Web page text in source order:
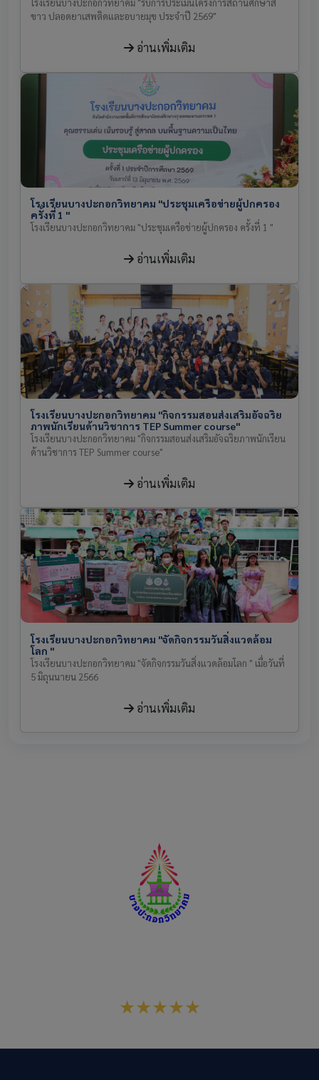
โรงเรียนบางปะกอกวิทยาคม "รับการประเมินโครงการสถานศึกษาสี
ขาว ปลอดยาเสพติดและอบายมุข ประจำปี 2569"
อ่านเพิ่มเติม
โรงเรียนบางปะกอกวิทยาคม "ประชุมเครือข่ายผู้ปกครอง
ครั้งที่ 1 "
โรงเรียนบางปะกอกวิทยาคม "ประชุมเครือข่ายผู้ปกครอง ครั้งที่ 1 "
อ่านเพิ่มเติม
โรงเรียนบางปะกอกวิทยาคม "กิจกรรมสอนส่งเสริมอัจฉริย
ภาพนักเรียนด้านวิชาการ TEP Summer course"
โรงเรียนบางปะกอกวิทยาคม "กิจกรรมสอนส่งเสริมอัจฉริยภาพนักเรียน
ด้านวิชาการ TEP Summer course"
อ่านเพิ่มเติม
โรงเรียนบางปะกอกวิทยาคม "จัดกิจกรรมวันสิ่งแวดล้อม
โลก "
โรงเรียนบางปะกอกวิทยาคม "จัดกิจกรรมวันสิ่งแวดล้อมโลก " เมื่อวันที่
5 มิถุนนายน 2566
อ่านเพิ่มเติม
★★★★★